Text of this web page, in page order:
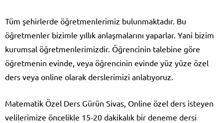
Tüm şehirlerde öğretmenlerimiz bulunmaktadır. Bu
öğretmenler bizimle yıllık anlaşmalarını yaparlar. Yani bizim
kurumsal öğretmenlerimizdir. Öğrencinin talebine göre
öğretmenin evinde, veya öğrencinin evinde yüz yüze özel
ders veya online olarak derslerimizi anlatıyoruz.
Matematik Özel Ders Gürün Sivas, Online özel ders isteyen
velilerimize öncelikle 15-20 dakikalık bir deneme dersi